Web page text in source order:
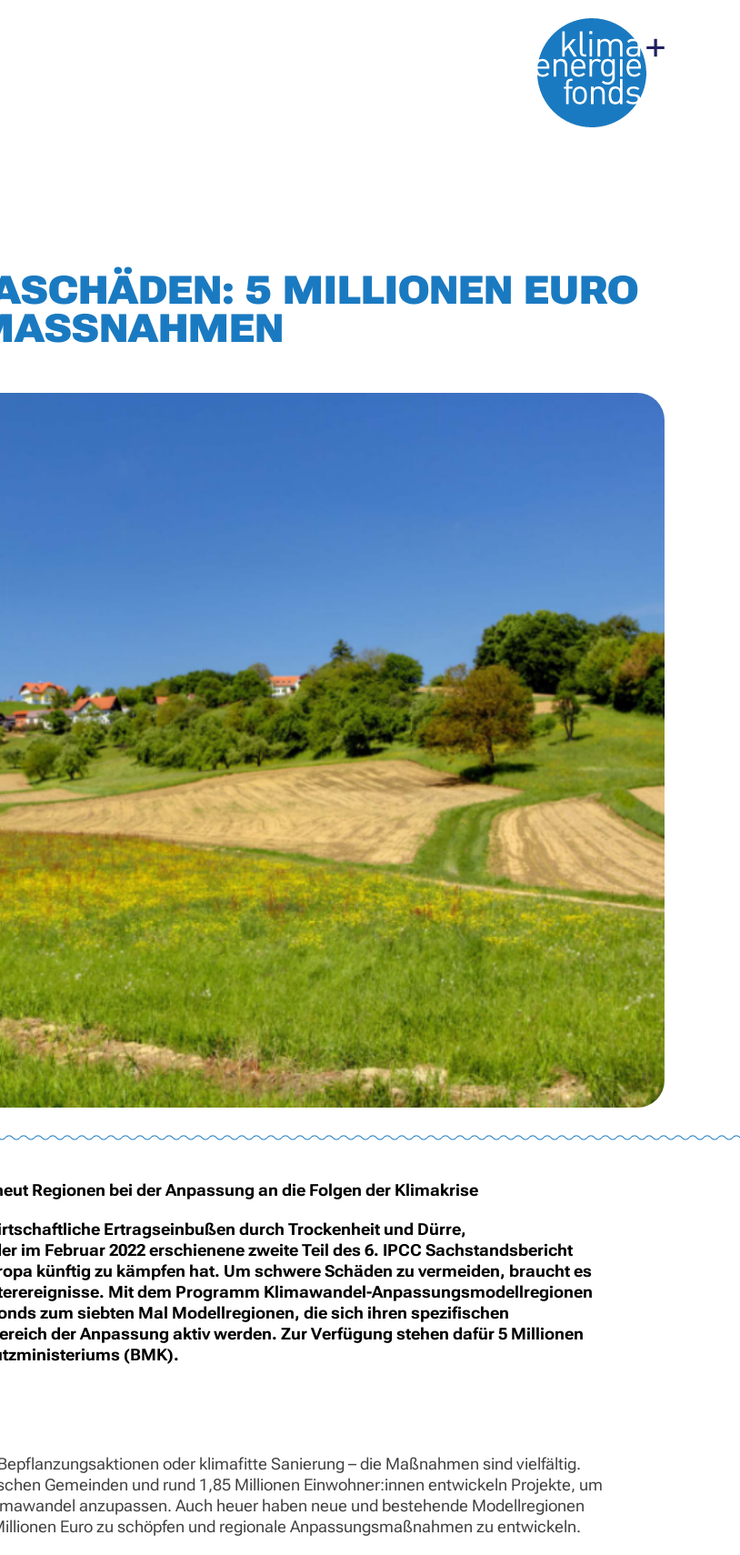
5 MILLIONEN EURO
Regionen bei der Anpassung an die Folgen der Klimakrise
Ertragseinbußen durch Trockenheit und Dürre,
im Februar 2022 erschienene zweite Teil des 6. IPCC Sachstandsbericht
künftig zu kämpfen hat. Um schwere Schäden zu vermeiden, braucht es
Mit dem Programm Klimawandel-Anpassungsmodellregionen
zum siebten Mal Modellregionen, die sich ihren spezifischen
der Anpassung aktiv werden. Zur Verfügung stehen dafür 5 Millionen
(BMK).
oder klimafitte Sanierung – die Maßnahmen sind vielfältig.
Gemeinden und rund 1,85 Millionen Einwohner:innen entwickeln Projekte, um
anzupassen. Auch heuer haben neue und bestehende Modellregionen
Euro zu schöpfen und regionale Anpassungsmaßnahmen zu entwickeln.